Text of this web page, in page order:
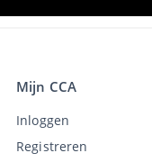
Mijn CCA
Inloggen
Registreren